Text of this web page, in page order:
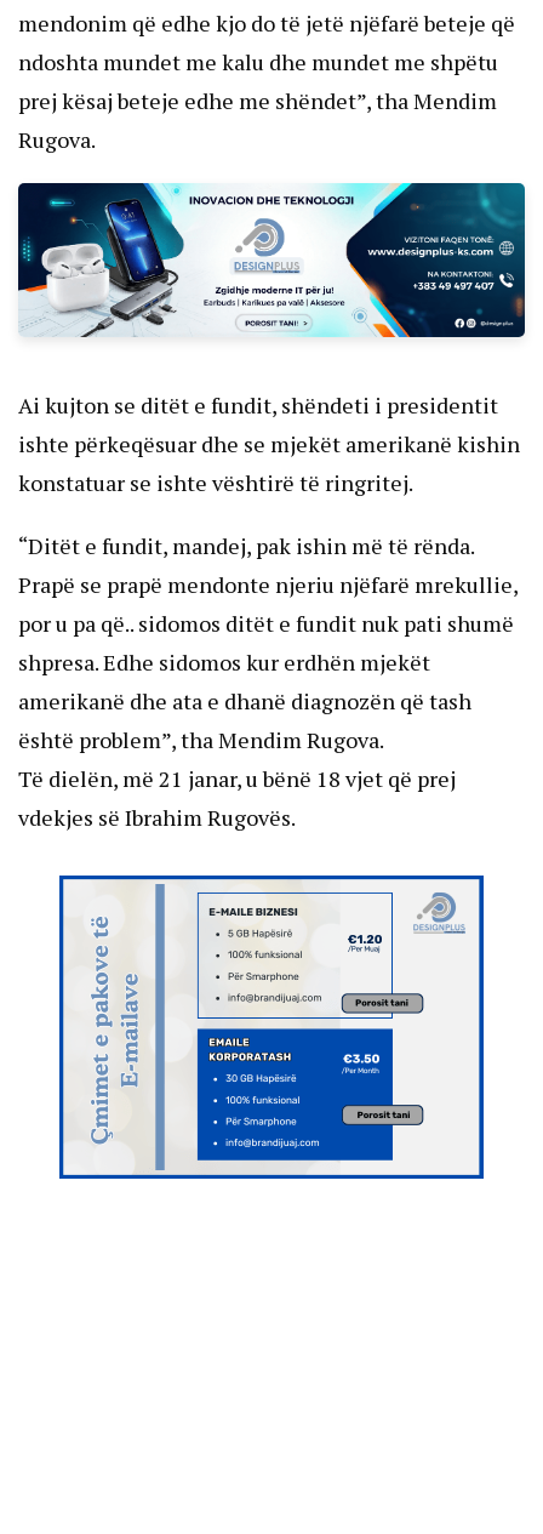
mendonim që edhe kjo do të jetë njëfarë beteje që
ndoshta mundet me kalu dhe mundet me shpëtu
prej kësaj beteje edhe me shëndet”, tha Mendim
Rugova.
Ai kujton se ditët e fundit, shëndeti i presidentit
ishte përkeqësuar dhe se mjekët amerikanë kishin
konstatuar se ishte vështirë të ringritej.
“Ditët e fundit, mandej, pak ishin më të rënda.
Prapë se prapë mendonte njeriu njëfarë mrekullie,
por u pa që.. sidomos ditët e fundit nuk pati shumë
shpresa. Edhe sidomos kur erdhën mjekët
amerikanë dhe ata e dhanë diagnozën që tash
është problem”, tha Mendim Rugova.
Të dielën, më 21 janar, u bënë 18 vjet që prej
vdekjes së Ibrahim Rugovës.